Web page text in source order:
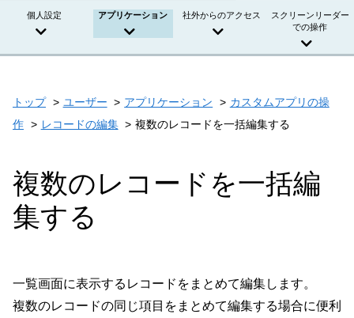
個人設定 アプリケーション 社外からのアクセス
スクリーンリーダー
での操作
トップ ユーザー アプリケーション
カスタムアプリの操
作
レコードの編集 複数のレコードを一括編集する
複数のレコードを一括編
集する
一覧画面に表示するレコードをまとめて編集します。
複数のレコードの同じ項目をまとめて編集する場合に便利